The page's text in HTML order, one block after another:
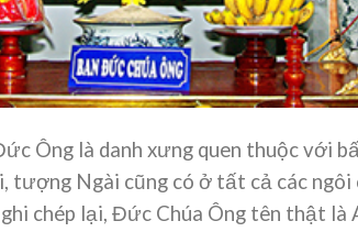
Ông là danh xưng quen thuộc với
tượng Ngài cũng có ở tất cả các
chép lại, Đức Chúa Ông tên thật là